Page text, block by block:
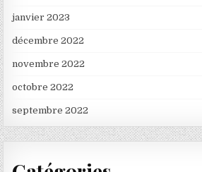
janvier 2023
décembre 2022
novembre 2022
octobre 2022
septembre 2022